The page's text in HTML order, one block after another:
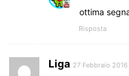
ottima
Risposta
Liga 27 Febbraio